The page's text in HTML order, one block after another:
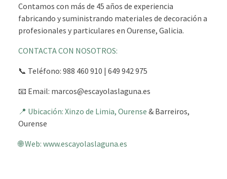
Contamos con más de 45 años de experiencia
fabricando y suministrando materiales de decoración a
profesionales y particulares en Ourense, Galicia.
CONTACTA CON NOSOTROS:
📞 Teléfono: 988 460 910 | 649 942 975
📧 Email: marcos@escayolaslaguna.es
📍 Ubicación: Xinzo de Limia, Ourense & Barreiros,
Ourense
🌐 Web: www.escayolaslaguna.es